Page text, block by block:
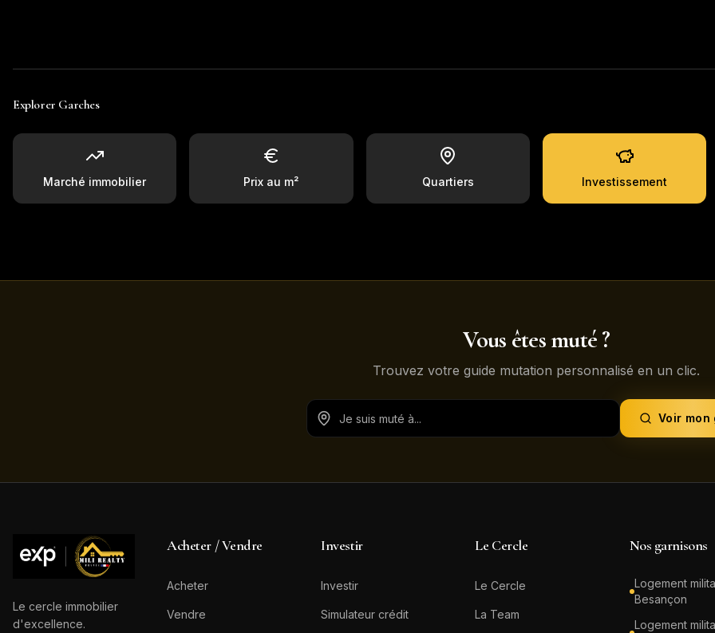
Explorer Garches
Marché immobilier Prix au m² Quartiers Investissement
Vous êtes muté ?
Trouvez votre guide mutation personnalisé en un clic.
Voir mon
Le cercle immobilier
d'excellence.
Acheter / Vendre
Acheter
Vendre
Investir
Investir
Simulateur crédit
Le Cercle
Le Cercle
La Team
Nos garnisons
Logement
Besançon
Logement